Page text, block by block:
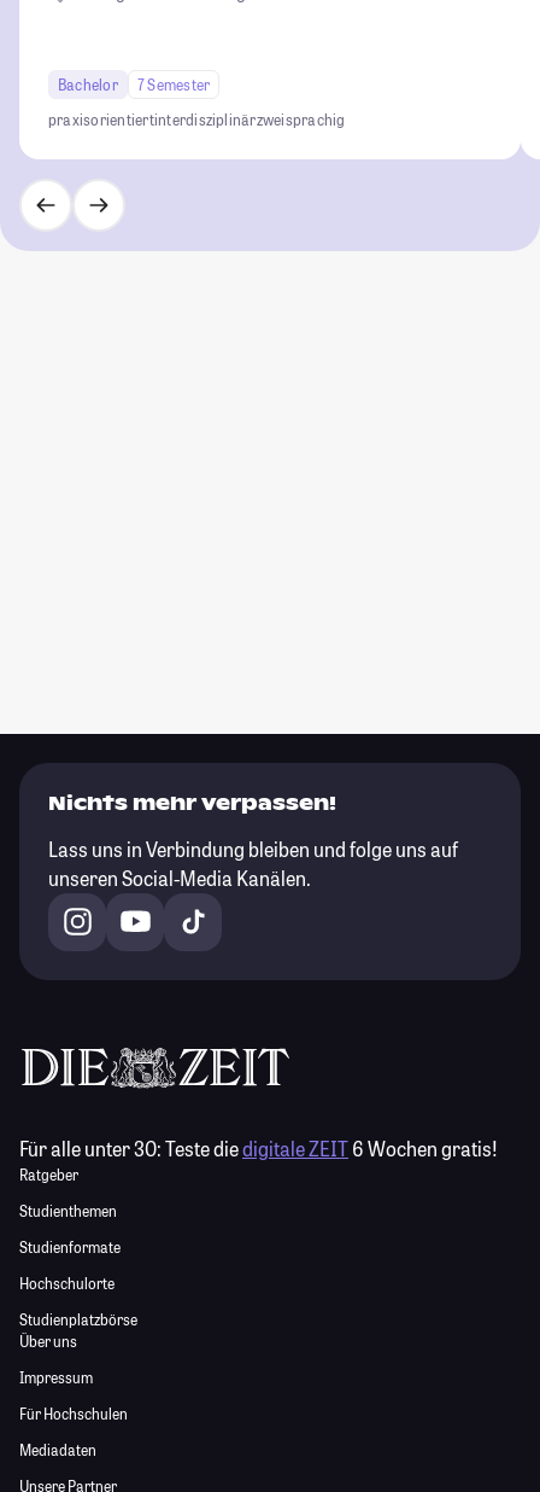
Bachelor
7 Semester
praxisorientiertinterdisziplinärzweisprachig
Nichts mehr verpassen!
Lass uns in Verbindung bleiben und folge uns auf
unseren Social-Media Kanälen.
Für alle unter 30:Teste diedigitale ZEIT6 Wochen gratis!
Ratgeber
Studienthemen
Studienformate
Hochschulorte
Studienplatzbörse
Über uns
Impressum
Für Hochschulen
Mediadaten
Unsere Partner